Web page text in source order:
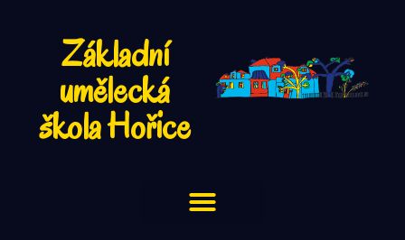
Základní
umělecká
škola Hořice